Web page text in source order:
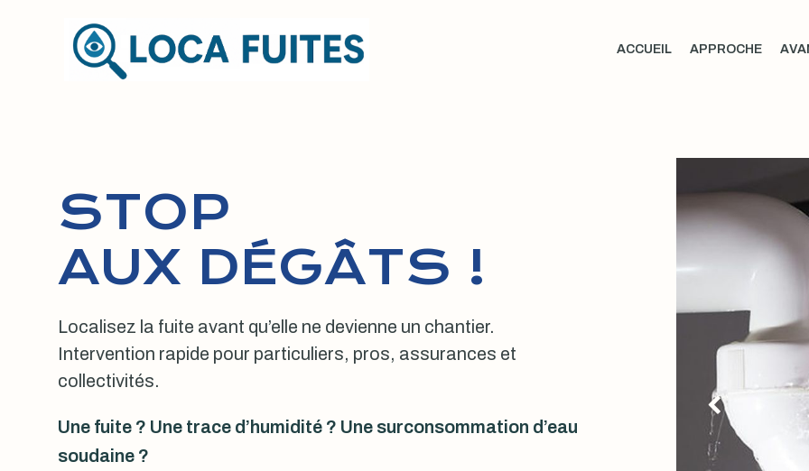
ACCUEIL APPROCHE
STOP
AUX DÉGÂTS !
Localisez la fuite avant qu’elle ne devienne un chantier.
Intervention rapide pour particuliers, pros, assurances et
collectivités.
Une fuite ? Une trace d’humidité ? Une surconsommation d’eau
soudaine ?